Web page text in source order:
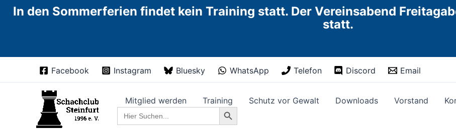
In den Sommerferien findet kein Training statt. Der Vereinsabend
statt.
Facebook Instagram Bluesky WhatsApp Telefon Discord Email
Mitglied werden Training Schutz vor Gewalt Downloads Vorstand
Search
for:
Search Button